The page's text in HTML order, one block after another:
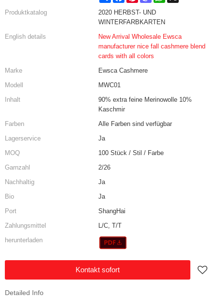
Produktkatalog
2020 HERBST- UND
WINTERFARBKARTEN
English details
New Arrival Wholesale Ewsca
manufacturer nice fall cashmere blend
cards with all colors
Marke
Ewsca Cashmere
Modell
MWC01
Inhalt
90% extra feine Merinowolle 10%
Kaschmir
Farben
Alle Farben sind verfügbar
Lagerservice
Ja
MOQ
100 Stück / Stil / Farbe
Garnzahl
2/26
Nachhaltig
Ja
Bio
Ja
Port
ShangHai
Zahlungsmittel
L/C, T/T
herunterladen
Kontakt sofort
Detailed Info